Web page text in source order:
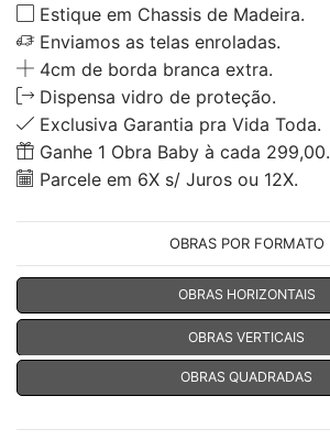
Estique em Chassis de Madeira.
Enviamos as telas enroladas.
4cm de borda branca extra.
Dispensa vidro de proteção.
Exclusiva Garantia pra Vida Toda.
Ganhe 1 Obra Baby à cada 299,00.
Parcele em 6X s/ Juros ou 12X.
OBRAS POR FORMATO
OBRAS HORIZONTAIS
OBRAS VERTICAIS
OBRAS QUADRADAS